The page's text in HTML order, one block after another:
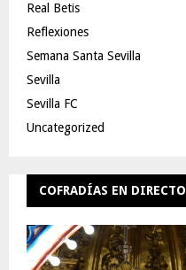
Real Betis
Reflexiones
Semana Santa Sevilla
Sevilla
Sevilla FC
Uncategorized
COFRADÍAS EN DIRECTO